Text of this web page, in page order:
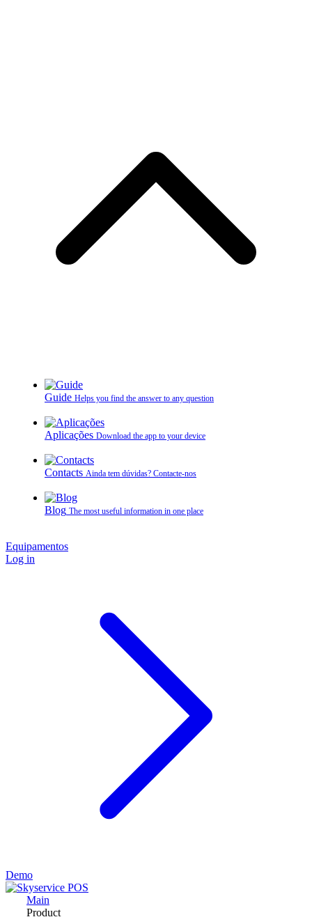
Guide Helps you find the answer to any question
Aplicações Download the app to your device
Contacts Ainda tem dúvidas? Contacte‑nos
Blog The most useful information in one place
Equipamentos
Log in
Demo
Main
Product